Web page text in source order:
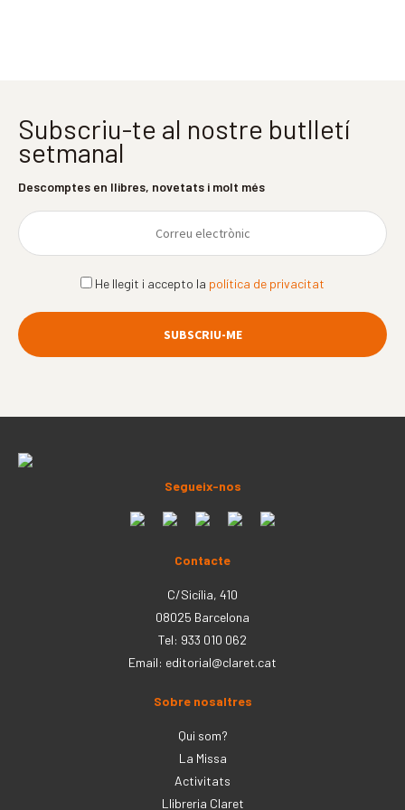
Subscriu-te al nostre butlletí
setmanal
Descomptes en llibres, novetats i molt més
He llegit i accepto la política de privacitat
Segueix-nos
Contacte
C/Sicília, 410
08025 Barcelona
Tel: 933 010 062
Email: editorial@claret.cat
Sobre nosaltres
Qui som?
La Missa
Activitats
Llibreria Claret